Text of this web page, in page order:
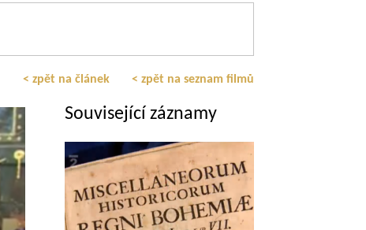
< zpět na článek < zpět na seznam filmů
Související záznamy